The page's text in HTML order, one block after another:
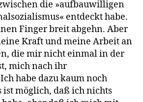
die »aufbauwilligen
entdeckt habe.
Finger breit abgehn. Aber
Kraft und meine Arbeit an
die mir nicht einmal in der
mich nach ihr
habe dazu kaum noch
ist möglich, daß ich nichts